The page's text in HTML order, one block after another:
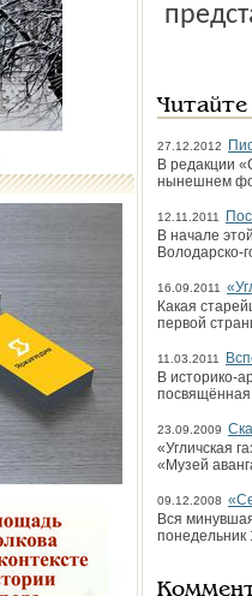
27.12.2012
В редакции
нынешнем
12.11.2011
В начале
Володарско-
16.09.2011
Какая
первой
11.03.2011
В историко-
23.09.2009
«Угличская
«Музей
09.12.2008
Вся
понедельник